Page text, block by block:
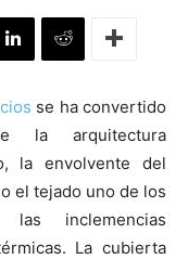
se ha convertido
la arquitectura
la envolvente del
el tejado uno de los
inclemencias
La cubierta